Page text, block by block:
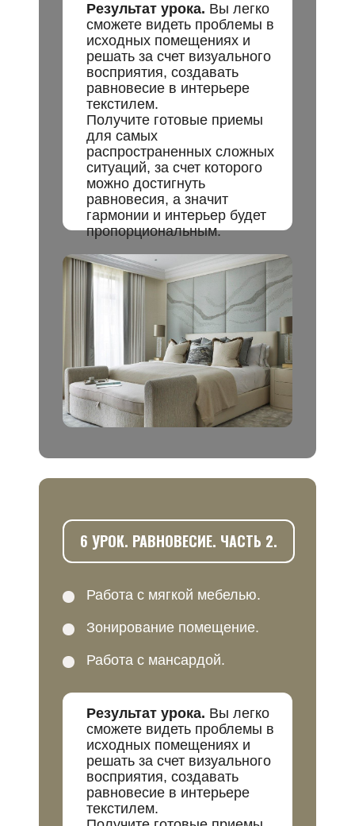
Результат урока. Вы легко
сможете видеть проблемы в
исходных помещениях и
решать за счет визуального
восприятия, создавать
равновесие в интерьере
текстилем.
Получите готовые приемы
для самых
распространенных сложных
ситуаций, за счет которого
можно достигнуть
равновесия, а значит
гармонии и интерьер будет
пропорциональным.
6 УРОК. РАВНОВЕСИЕ. ЧАСТЬ 2.
Результат урока. Вы легко
сможете видеть проблемы в
исходных помещениях и
решать за счет визуального
восприятия, создавать
равновесие в интерьере
текстилем.
Работа с мягкой мебелью.
Зонирование помещение.
Работа с мансардой.